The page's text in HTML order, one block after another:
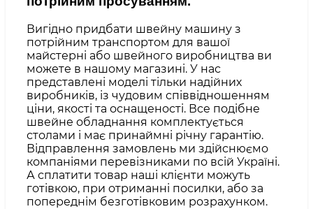
Вигідно придбати швейну машину з
потрійним транспортом для вашої
майстерні або швейного виробництва ви
можете в нашому магазині. У нас
представлені моделі тільки надійних
виробників, із чудовим співвідношенням
ціни, якості та оснащеності. Все подібне
швейне обладнання комплектується
столами і має принаймні річну гарантію.
Відправлення замовлень ми здійснюємо
компаніями перевізниками по всій Україні.
А сплатити товар наші клієнти можуть
готівкою, при отриманні посилки, або за
попереднім безготівковим розрахунком.